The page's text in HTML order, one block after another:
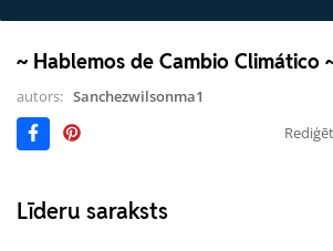
~ Hablemos de Cambio Climático
autors: Sanchezwilsonma1
Līderu saraksts